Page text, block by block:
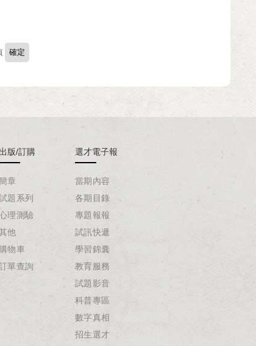
出版/訂購
章
題系列
理測驗
他
物車
單查詢
選才電子報
當期內容
各期目錄
專題報報
試訊快遞
學習錦囊
教育服務
試題影音
科普專區
數字真相
招生選才